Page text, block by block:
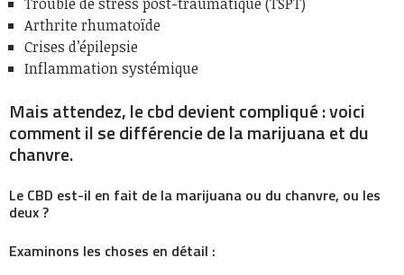
Arthrite rhumatoïde
Crises d’épilepsie
Inflammation systémique
Mais attendez, le cbd devient compliqué : voici
comment il se différencie de la marijuana et du
chanvre.
Le CBD est-il en fait de la marijuana ou du chanvre, ou les
deux ?
Examinons les choses en détail :